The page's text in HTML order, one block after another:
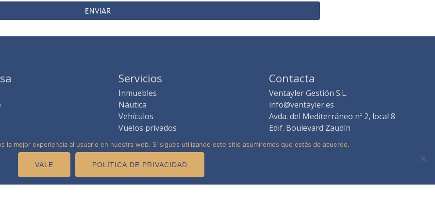
Servicios
Inmuebles
Náutica
Vehículos
Vuelos privados
Experiencias
Contacta
Ventayler Gestión S.L.
info@ventayler.es
Avda. del Mediterráneo nº 2, local 8
Edif. Boulevard Zaudín
41940 Tomares -Sevilla-
la mejor experiencia al usuario en nuestra web. Si sigues utilizando este sitio asumiremos que estás de acuerdo.
VALE POLÍTICA DE PRIVACIDAD